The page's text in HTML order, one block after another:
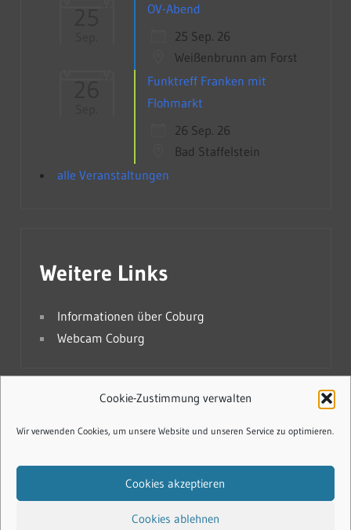
Cookie-Zustimmung verwalten
Wir verwenden Cookies, um unsere Website und unseren Service zu optimieren.
Cookies akzeptieren
Cookies ablehnen
25
OV-Abend
25 Sep. 26
Weißenbrunn am Forst
26
Funktreff Franken mit
Flohmarkt
26 Sep. 26
Bad Staffelstein
alle Veranstaltungen
Weitere Links
Informationen über Coburg
Webcam Coburg
Impressum